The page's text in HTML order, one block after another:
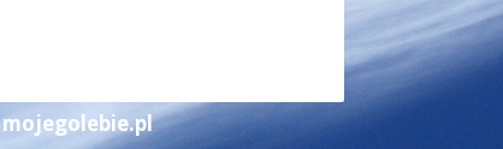
mojegolebie.pl